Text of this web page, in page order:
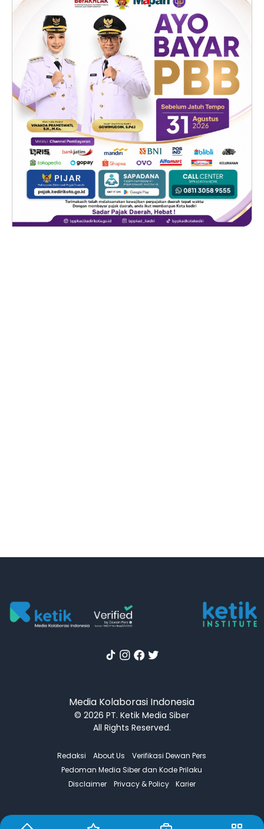
Media Kolaborasi Indonesia
© 2026 PT. Ketik Media Siber
All Rights Reserved.
Redaksi About Us
Verifikasi Dewan Pers
Pedoman Media Siber dan Kode Prilaku
Disclaimer
Privacy & Policy Karier